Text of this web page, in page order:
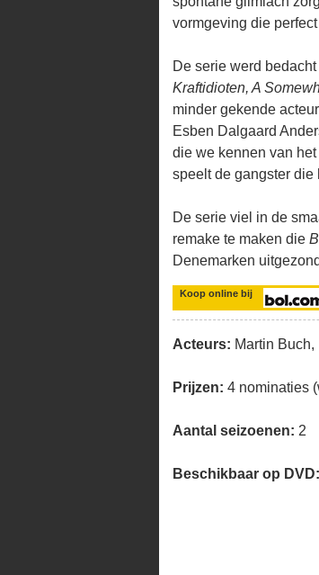
vormgeving die
De serie werd
Kraftidioten, A
minder gekende
Esben Dalgaard
die we kennen van
speelt de gangster die
De serie viel in de
remake te maken die
Denemarken
Koop online bij
Acteurs: Martin
Prijzen: 4 nominaties
Aantal seizoenen: 2
Beschikbaar op DVD: